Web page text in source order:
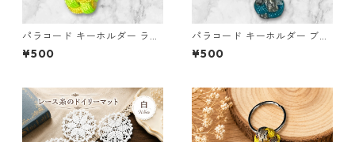
パラコード キーホルダー ライ
トグリーン イエロー 編み込み
s26
¥500
パラコード キーホルダー ブル
ー グレー 編み込み s20
¥500